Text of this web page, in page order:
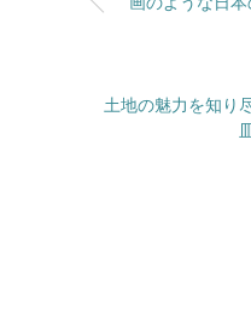
土地の魅力を知り